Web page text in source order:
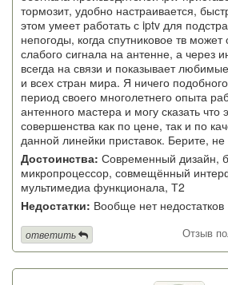
тормозит, удобно настраивается,
этом умеет работать с iptv для
непогоды, когда спутниковое тв может
слабого сигнала на антенне, а через
всегда на связи и показывает
и всех стран мира. Я ничего
период своего многолетнего опыта
антенного мастера и могу сказать что
совершенства как по цене, так и по
данной линейки приставок. Берите,
Достоинства: Современный дизайн,
микропроцессор, совмещённый
мультимедиа функционала, Т2
Недостатки: Вообще нет недостатков
Отзыв
ответить